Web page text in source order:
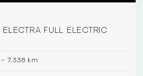
FULL ELECTRIC
- 7.338 km